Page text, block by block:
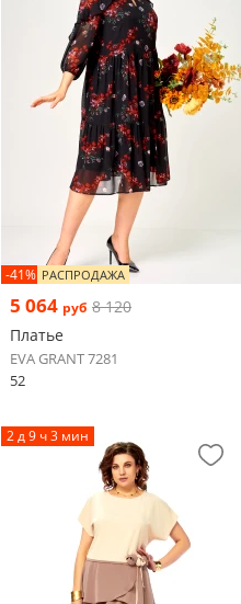
-41% РАСПРОДАЖА
5 064 руб 8 120
Платье
EVA GRANT 7281
52
2 д 9 ч 3 мин